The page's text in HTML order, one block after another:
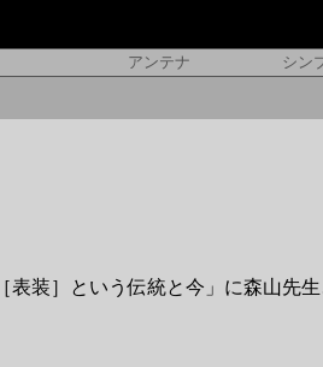
アンテナ シン
装］という伝統と今」に森山先